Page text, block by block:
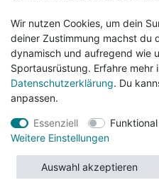
Vertrag
© 2024 Surf & Sportshop
Wir nutzen Cookies, um dein
deiner Zustimmung machst du
dynamisch und aufregend wie
Sportausrüstung. Erfahre mehr
Datenschutzerklärung. Du
anpassen.
Essenziell
Funktional
Weitere Einstellungen
Auswahl akzeptieren